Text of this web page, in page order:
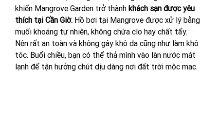
khiến Mangrove Garden trở thành khách sạn được yêu
thích tại Cần Giờ. Hồ bơi tại Mangrove được xử lý bằng
muối khoáng tự nhiên, không chứa clo hay chất tẩy.
Nên rất an toàn và không gây khô da cũng như làm khô
tóc. Buổi chiều, bạn có thể thả mình vào làn nước mát
lạnh để tận hưởng chút dịu dàng nơi đất trời mộc mạc.